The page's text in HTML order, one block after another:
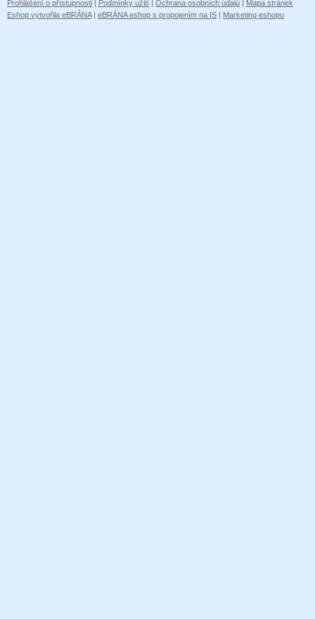
Prohlášení o přístupnosti Podmínky užití Ochrana osobních údajů
Mapa stránek
Eshop vytvořila eBRÁNA| eBRÁNA eshop s propojením na IS | Marketing eshopu